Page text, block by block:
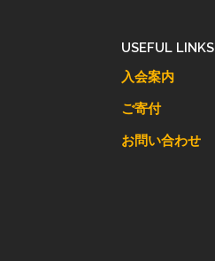
USEFUL LINKS
入会案内
ご寄付
お問い合わせ